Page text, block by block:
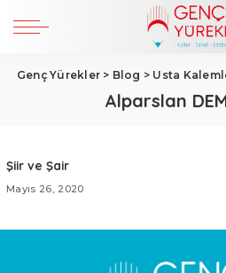
Genç Yürekler > Blog > Usta
Alparslan
Şiir ve Şair
Mayıs 26, 2020